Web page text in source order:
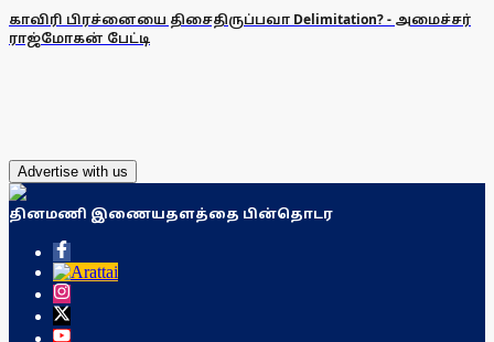
காவிரி பிரச்னையை திசைதிருப்பவா Delimitation? - அமைச்சர்
ராஜ்மோகன் பேட்டி
Advertise with us
தினமணி இணையதளத்தை பின்தொடர